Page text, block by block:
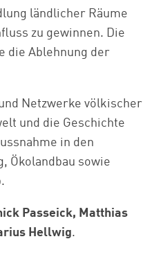
ländlicher Räume
zu gewinnen. Die
die Ablehnung der
Netzwerke völkischer
und die Geschichte
in den
Ökolandbau sowie
Passeick, Matthias
Hellwig.